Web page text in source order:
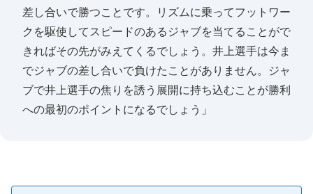
差し合いで勝つことです。リズムに乗ってフットワー
クを駆使してスピードのあるジャブを当てることがで
きればその先がみえてくるでしょう。井上選手は今ま
でジャブの差し合いで負けたことがありません。ジャ
ブで井上選手の焦りを誘う展開に持ち込むことが勝利
への最初のポイントになるでしょう」